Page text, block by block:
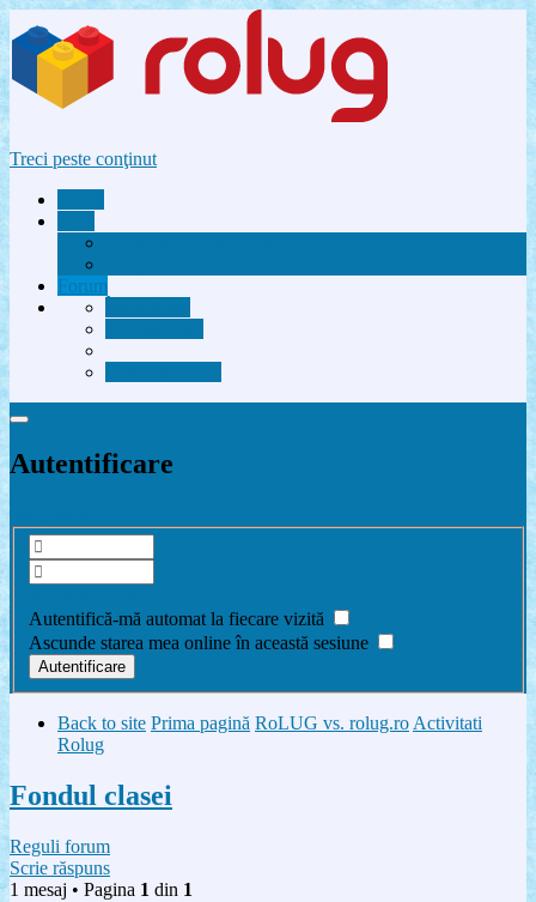
Treci peste conţinut
Forum
Autentificare
Autentifică-mă automat la fiecare vizită
Ascunde starea mea online în această sesiune
Back to site Prima pagină RoLUG vs. rolug.roActivitati
Rolug
Fondul clasei
Reguli forum
Scrie răspuns
1 mesaj • Pagina 1 din 1